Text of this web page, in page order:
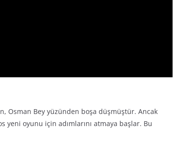
Osman Bey yüzünden boşa düşmüştür. Ancak
yeni oyunu için adımlarını atmaya başlar. Bu